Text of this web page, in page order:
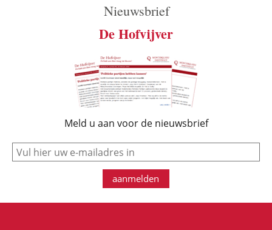
Nieuwsbrief
De Hofvijver
Meld u aan voor de nieuwsbrief
e-mail
aanmelden